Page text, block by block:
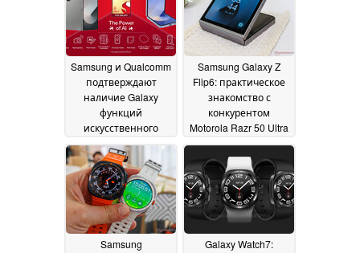
во сне16 July 2024
Samsung и Qualcomm
подтверждают
наличие Galaxy
функций
искусственного
интеллекта в новых
складных
флагманских
смартфонах11 July
2024
Samsung Galaxy Z
Flip6: практическое
знакомство с
конкурентом
Motorola Razr 50 Ultra
от Samsung10 July 2024
Samsung
Galaxy Watch7: